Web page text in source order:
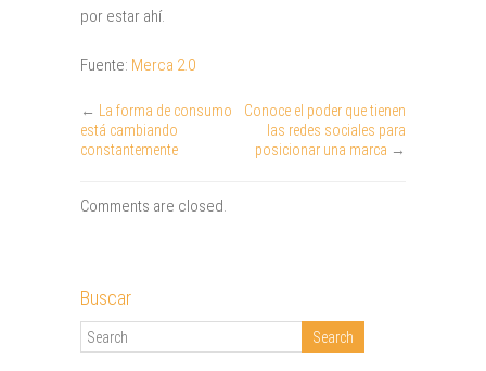
por estar ahí.
Fuente: Merca 2.0
←
La forma de consumo
está cambiando
constantemente
Conoce el poder que tienen
las redes sociales para
posicionar una marca →
Comments are closed.
Buscar